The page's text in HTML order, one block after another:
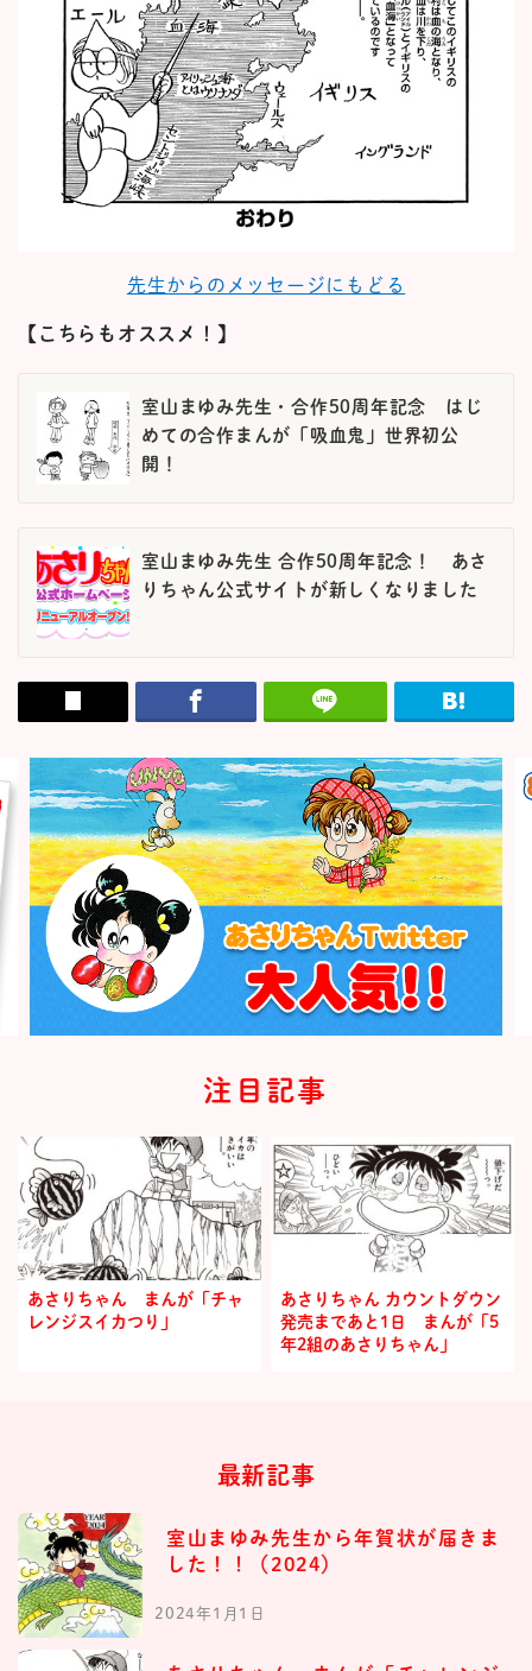
先生からのメッセージにもどる
【こちらもオススメ！】
室山まゆみ先生・合作50周年記念 はじ
めての合作まんが「吸血鬼」世界初公
開！
室山まゆみ先生 合作50周年記念！ あさ
りちゃん公式サイトが新しくなりました
注目記事
あさりちゃん まんが「チャ
レンジスイカつり」
あさりちゃん カウントダウン
発売まであと1日 まんが「5
年2組のあさりちゃん」
最新記事
室山まゆみ先生から年賀状が届きま
した！！（2024）
2024年1月1日